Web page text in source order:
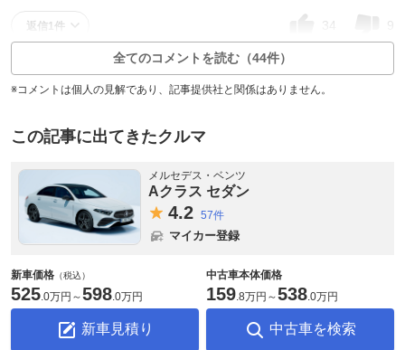
返信1件 34 9
全てのコメントを読む（44件）
※コメントは個人の見解であり、記事提供社と関係はありません。
この記事に出てきたクルマ
メルセデス・ベンツ
Aクラス セダン
4.2 57件
マイカー登録
新車価格 （税込）
525.0万円 ～598.0万円
新車見積り
中古車本体価格
159.8万円 ～538.0万円
中古車を検索